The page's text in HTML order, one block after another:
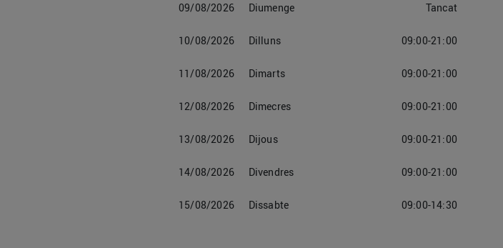
09/08/2026 Diumenge Tancat
10/08/2026 Dilluns 09:00-21:00
11/08/2026 Dimarts 09:00-21:00
12/08/2026 Dimecres 09:00-21:00
13/08/2026 Dijous 09:00-21:00
14/08/2026 Divendres 09:00-21:00
15/08/2026 Dissabte 09:00-14:30